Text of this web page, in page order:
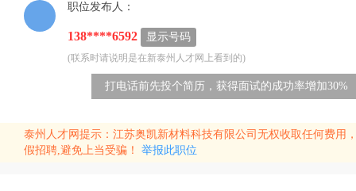
职位发布人：
138****6592 显示号码
(联系时请说明是在新泰州人才网上看到的)
打电话前先投个简历，获得面试的成功率增加30%
泰州人才网提示：江苏奥凯新材料科技有限公司无权收取任何费
假招聘,避免上当受骗！ 举报此职位